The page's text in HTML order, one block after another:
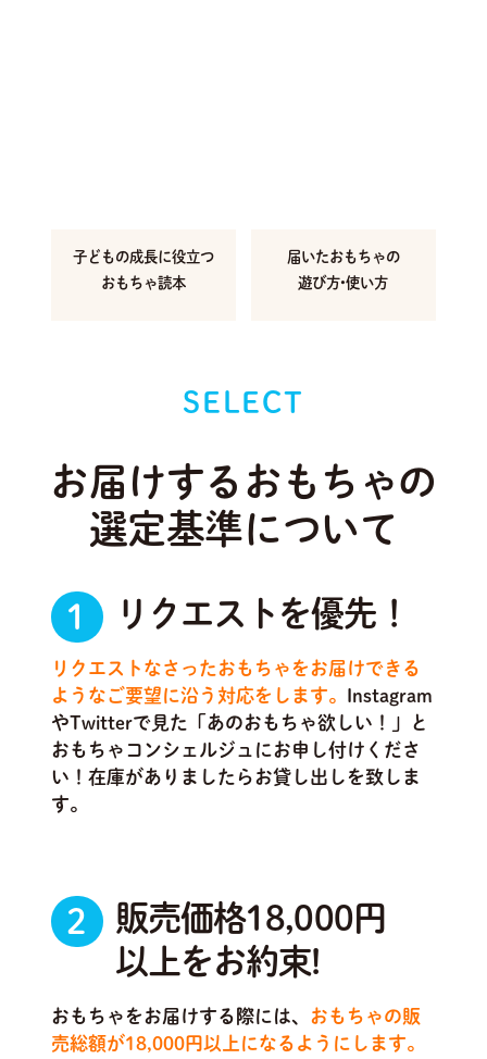
子どもの成長に役立つ
おもちゃ読本
届いたおもちゃの
遊び方•使い方
SELECT
お届けするおもちゃの
選定基準について
1 リクエストを優先！
リクエストなさったおもちゃをお届けできる
ようなご要望に沿う対応をします。 Instagram
やTwitterで見た「あのおもちゃ欲しい！」と
おもちゃコンシェルジュにお申し付けくださ
い！在庫がありましたらお貸し出しを致しま
す。
2
販売価格18,000円
以上をお約束!
おもちゃをお届けする際には、 おもちゃの販
売総額が18,000円以上になるようにします。